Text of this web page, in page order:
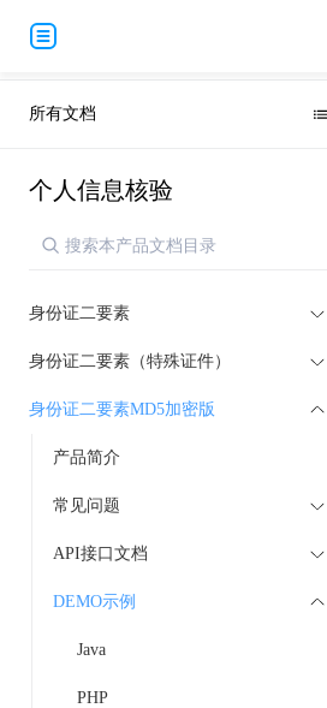
所有文档
个人信息核验
身份证二要素
身份证二要素（特殊证件）
身份证二要素MD5加密版
产品简介
常见问题
API接口文档
DEMO示例
Java
PHP